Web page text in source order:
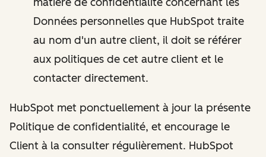
Données personnelles que HubSpot traite
au nom d'un autre client, il doit se référer
aux politiques de cet autre client et le
contacter directement.
HubSpot met ponctuellement à jour la présente
Politique de confidentialité, et encourage le
Client à la consulter régulièrement. HubSpot